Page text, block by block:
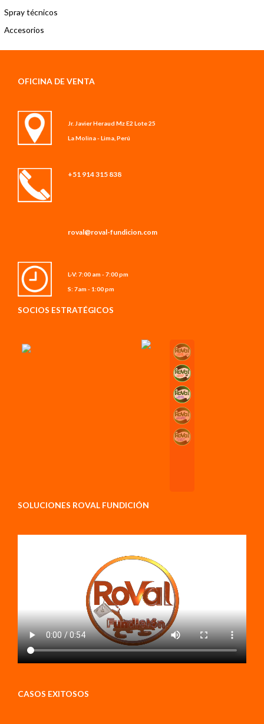
Spray técnicos
Accesorios
OFICINA DE VENTA
Jr. Javier Heraud Mz E2 Lote 25
La Molina - Lima, Perú
+51 914 315 838
roval@roval-fundicion.com
L-V: 7:00 am - 7:00 pm
S: 7am - 1:00 pm
SOCIOS ESTRATÉGICOS
SOLUCIONES ROVAL FUNDICIÓN
CASOS EXITOSOS